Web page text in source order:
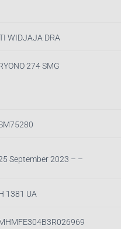
WIDJAJA DRA
274 SMG
September 2023 – –
1381 UA